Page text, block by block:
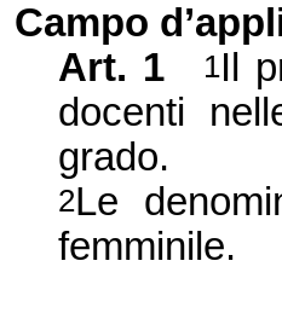
Campo
Art. 1
1Il
docenti
grado.
2Le
femminile.